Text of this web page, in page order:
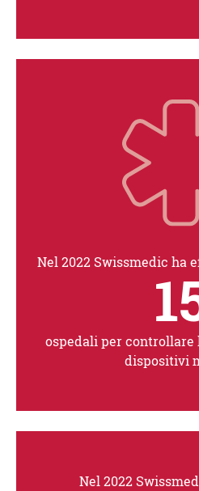
Nel 2022 Swissmedic ha
ospedali per controllare
dispositivi
Nel 2022